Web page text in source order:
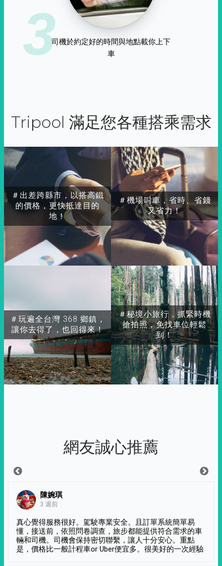
3司機於約定好的時間與地點載你上下
車
Tripool 滿足您各種搭乘需求
＃出差跨縣市，以搭高鐵
的價格，更快抵達目的
地！
＃玩遍全台灣 368 鄉鎮，
讓你去得了，也回得來！
＃秘境小旅行，抓緊時機
搶拍照，免找車位輕鬆
到！
＃機場叫車，省時、省錢
又省力！
網友誠心推薦
陳婉琪
3 週前
真心覺得服務很好。駕駛專業安全。且訂單系統簡單易
懂，接送前，依照問卷調查，旅步都能提供符合需求的車
輛和司機。司機會保持密切聯繫，讓人十分安心。重點
是，價格比一般計程車or Uber便宜多。很美好的一次經驗